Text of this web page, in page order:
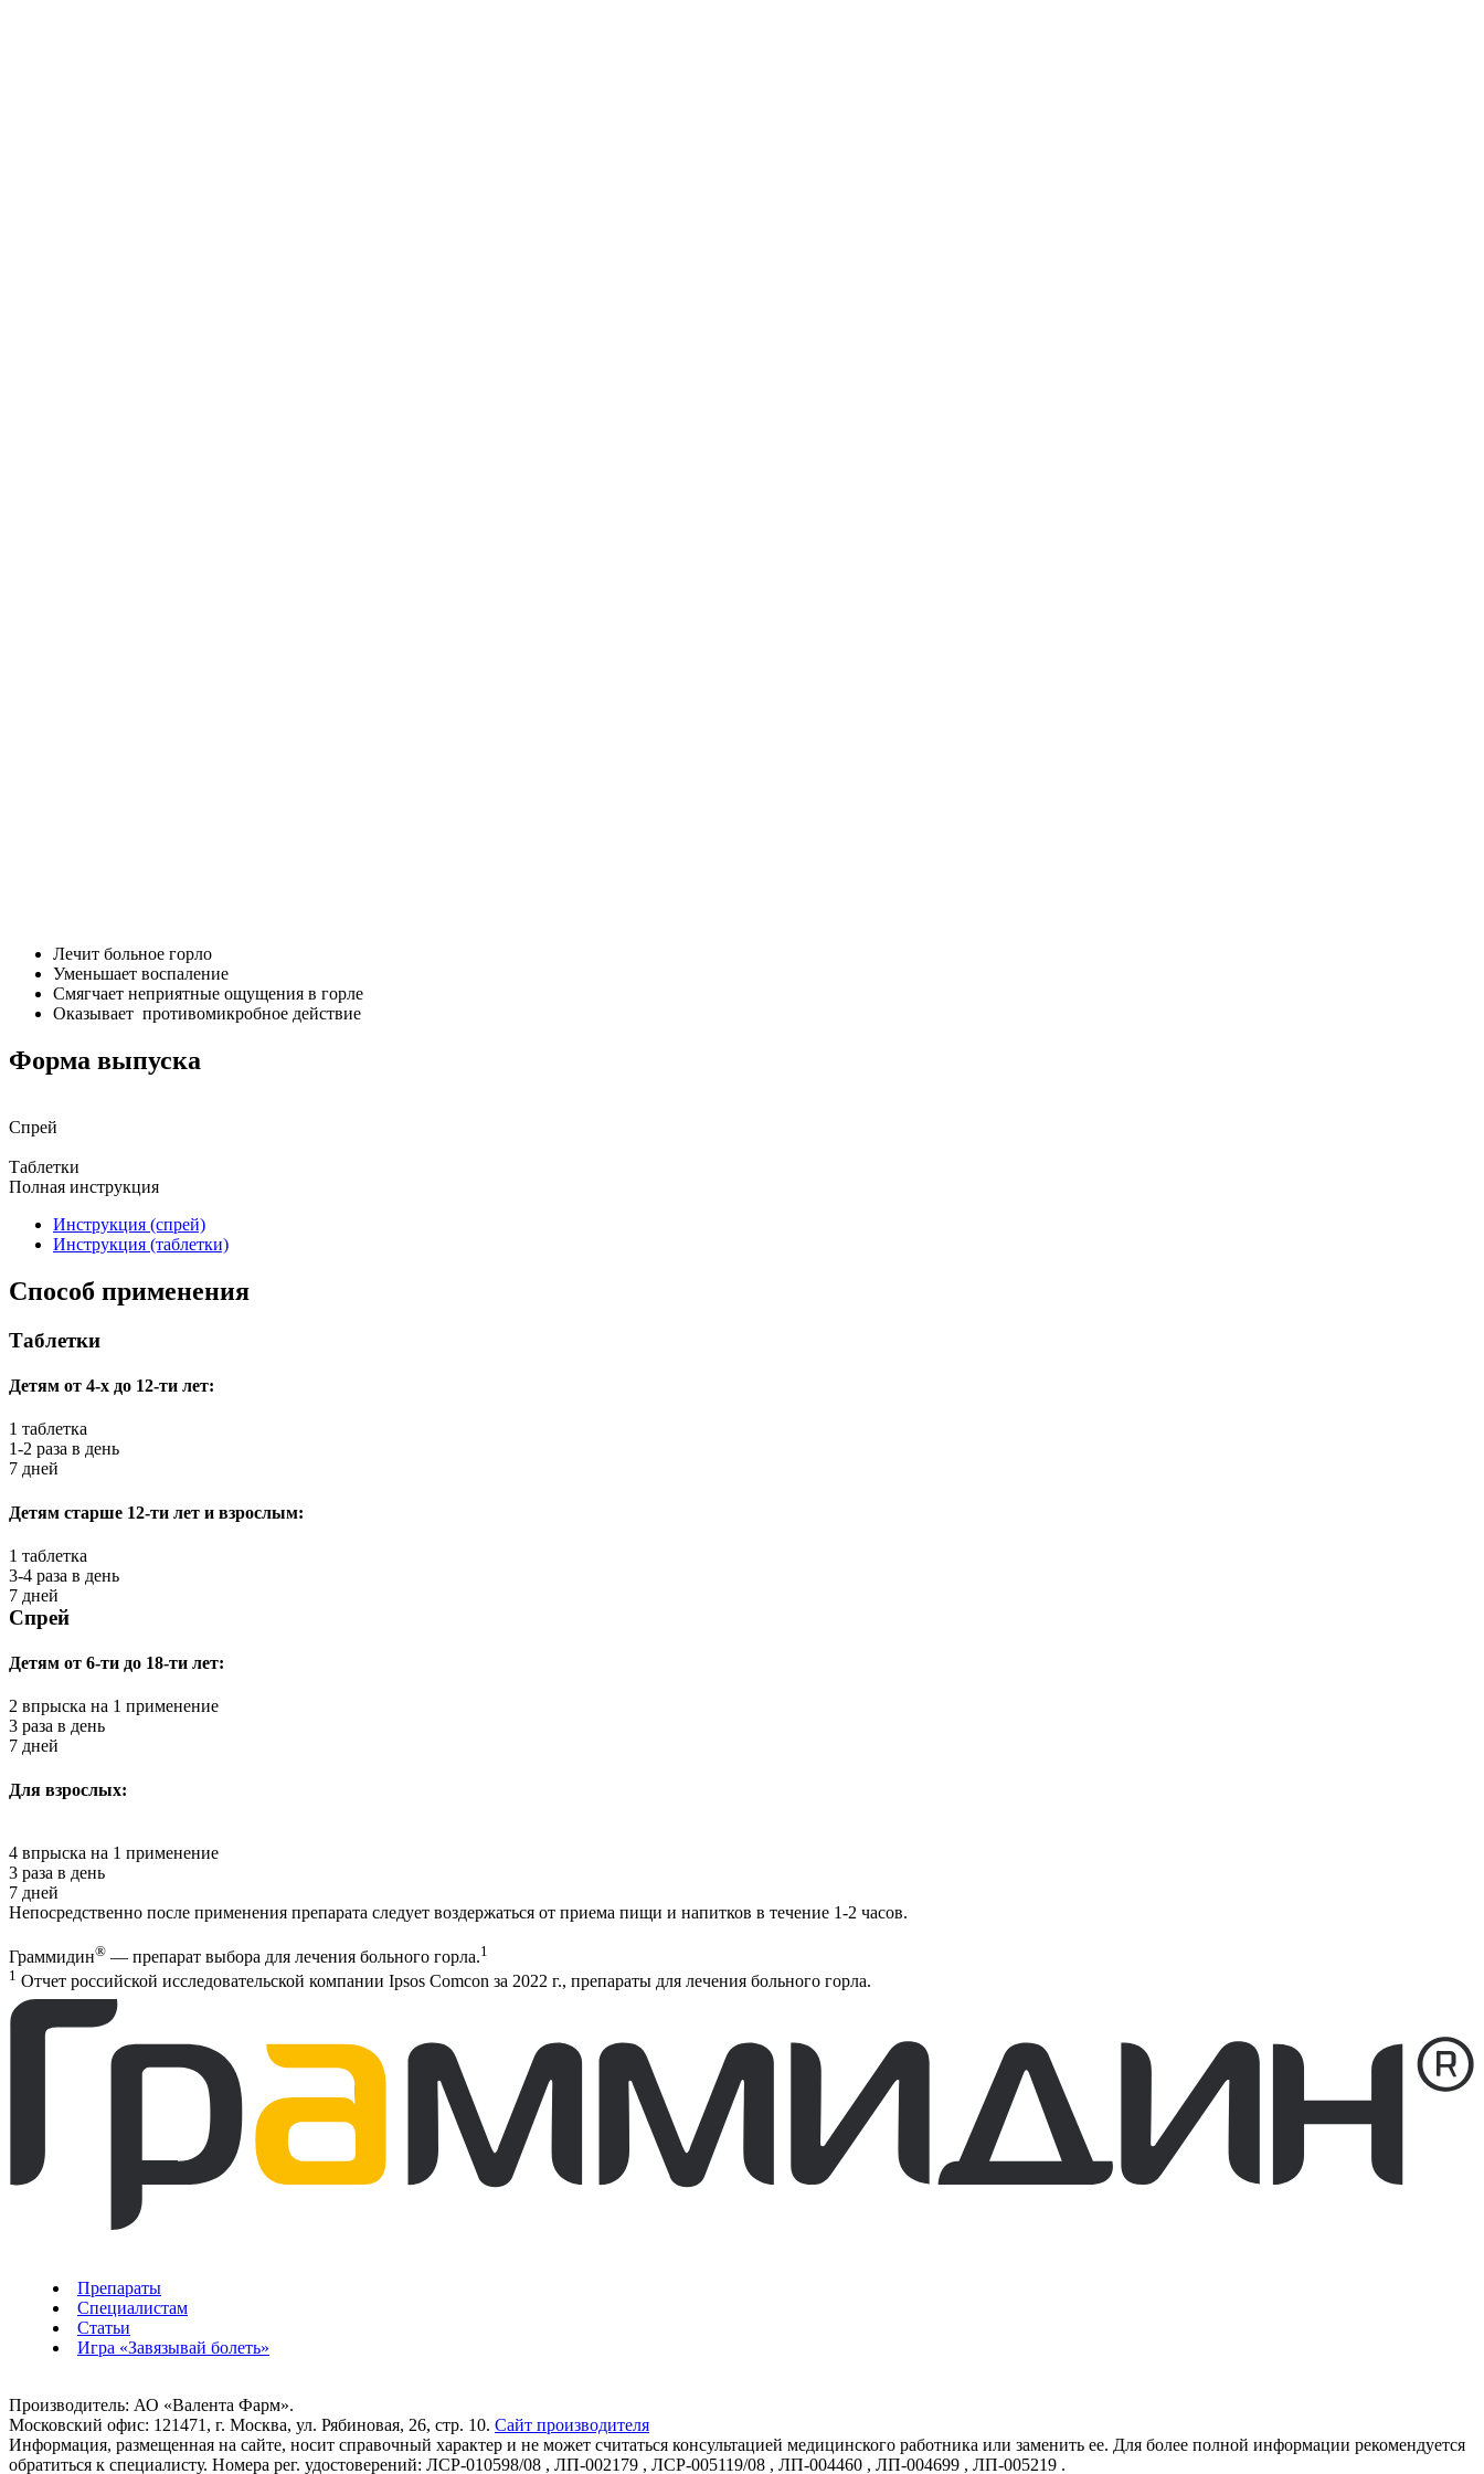
Лечит больное горло
Уменьшает воспаление
Смягчает неприятные ощущения в горле
Оказывает противомикробное действие
Форма выпуска
Спрей
Таблетки
Полная инструкция
Инструкция (спрей)
Инструкция (таблетки)
Способ применения
Таблетки
Детям от 4-х до 12-ти лет:
1 таблетка
1-2 раза в день
7 дней
Детям старше 12-ти лет и взрослым:
1 таблетка
3-4 раза в день
7 дней
Спрей
Детям от 6-ти до 18-ти лет:
2 впрыска на 1 применение
3 раза в день
7 дней
Для взрослых:
4 впрыска на 1 применение
3 раза в день
7 дней
Непосредственно после применения препарата следует воздержаться от приема пищи и напитков в течение 1-2 часов.
Граммидин® — препарат выбора для лечения больного горла.1
1 Отчет российской исследовательской компании Ipsos Comcon за 2022 г., препараты для лечения больного горла.
Препараты
Специалистам
Статьи
Игра «Завязывай болеть»
Производитель: АО «Валента Фарм».
Московский офис: 121471 , г. Москва, ул. Рябиновая, 26, стр. 10. Сайт производителя
Информация, размещенная на сайте, носит справочный характер и не может считаться консультацией медицинского работника или заменить ее. Для более полной информации рекомендуется
обратиться к специалисту. Номера рег. удостоверений: ЛСР-010598/08 , ЛП-002179 , ЛСР-005119/08 , ЛП-004460 , ЛП-004699 , ЛП-005219 .